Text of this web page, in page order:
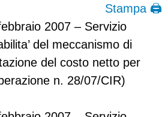
Stampa 🖨
2007 – Servizio
del meccanismo di
del costo netto per
n. 28/07/CIR)